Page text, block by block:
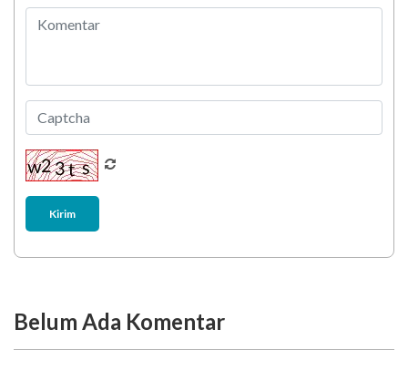
Penyuapan?? Segera Laporkan!
Kirim
Belum Ada Komentar